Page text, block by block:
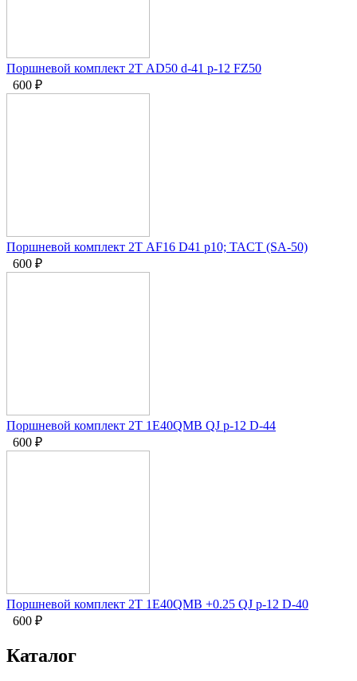
Поршневой комплект 2Т AD50 d-41 p-12 FZ50
600 ₽
Поршневой комплект 2Т AF16 D41 p10; TACT (SA-50)
600 ₽
Поршневой комплект 2Т 1E40QMB QJ p-12 D-44
600 ₽
Поршневой комплект 2Т 1E40QMB +0.25 QJ p-12 D-40
600 ₽
Каталог